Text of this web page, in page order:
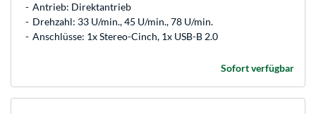
Antrieb: Direktantrieb
Drehzahl: 33 U/min., 45 U/min., 78 U/min.
Anschlüsse: 1x Stereo-Cinch, 1x USB-B 2.0
Sofort verfügbar